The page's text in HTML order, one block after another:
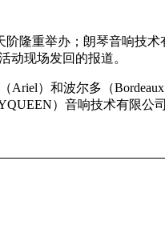
隆重举办；朗琴音响技
动现场发回的报道。
Ariel）和波尔多（
）音响技术有限